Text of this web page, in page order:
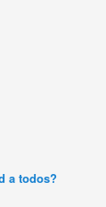
a todos?